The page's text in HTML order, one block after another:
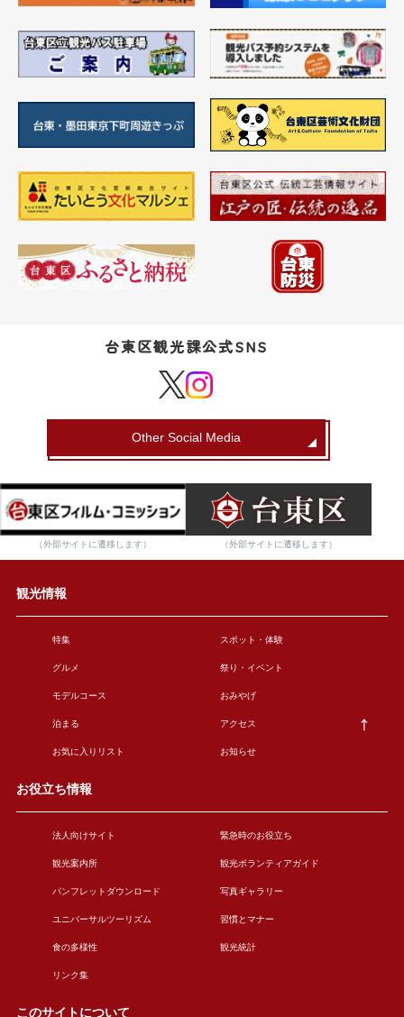
台東区観光課公式SNS
Other Social Media
（外部サイトに遷移します） （外部サイトに遷移します）
観光情報
特集 スポット・体験
グルメ 祭り・イベント
モデルコース おみやげ
泊まる アクセス
お気に入りリスト お知らせ
お役立ち情報
法人向けサイト 緊急時のお役立ち
観光案内所 観光ボランティアガイド
パンフレットダウンロード 写真ギャラリー
ユニバーサルツーリズム 習慣とマナー
食の多様性 観光統計
リンク集
このサイトについて